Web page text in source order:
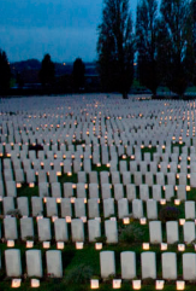
Support for
party
SECGEN,4 MAR ’25
and